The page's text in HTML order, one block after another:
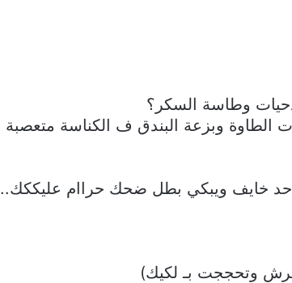
وطاسة السكر؟
وبزعة البندق ف الكناسة متعصبة
حد خايف ويبكي بطل ضحك حراام عليككك..
وتحججت بـ لكيك)